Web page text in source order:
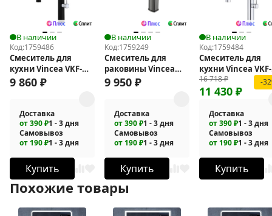
В наличии
Код:1759486
Смеситель для
кухни Vincea VKF-
101MB
9 860 ₽
Доставка
от 390 ₽1 - 3 дня
Самовывоз
от 190 ₽1 - 3 дня
Купить
В наличии
Код:1759249
Смеситель для
раковины Vincea
Puro VBF-5P01GM
9 950 ₽
Доставка
от 390 ₽1 - 3 дня
Самовывоз
от 190 ₽1 - 3 дня
Купить
В наличии
Код:1759484
Смеситель для
кухни Vincea VKF-
101CH
16 718₽
11 430 ₽
-
Доставка
от 390 ₽1 - 3 дня
Самовывоз
от 190 ₽1 - 3 дня
Купить
Похожие товары